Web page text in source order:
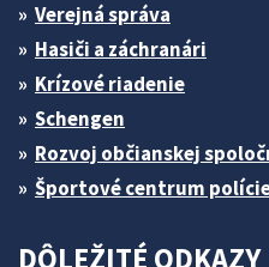
Verejná správa
Hasiči a záchranári
Krízové riadenie
Schengen
Rozvoj občianskej
Športové centrum
DÔLEŽITÉ ODKAZY